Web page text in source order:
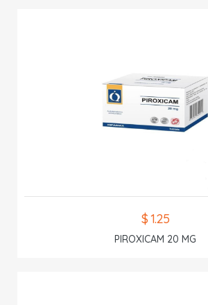
$ 1.25
PIROXICAM 20 MG